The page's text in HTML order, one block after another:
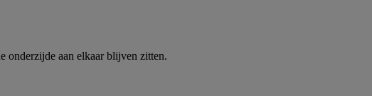
onderzijde aan elkaar blijven zitten.